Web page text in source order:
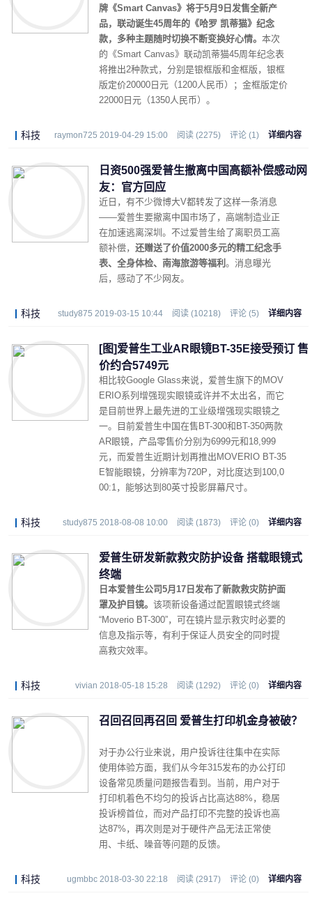
牌《Smart Canvas》将于5月9日发售全新产
品，联动诞生45周年的《哈罗 凯蒂猫》纪念
款，多种主题随时切换不断变换好心情。 本次
的《Smart Canvas》联动凯蒂猫45周年纪念表
将推出2种款式，分别是银框版和金框版，银框
版定价20000日元（1200人民币）；金框版定价
22000日元（1350人民币）。
科技 raymon725 2019-04-29 15:00 阅读 (2275) 评论 (1) 详细内容
日资500强爱普生撤离中国高额补偿感动网
友：官方回应
近日，有不少微博大V都转发了这样一条消息
——爱普生要撤离中国市场了，高端制造业正
在加速逃离深圳。不过爱普生给了离职员工高
额补偿， 还赠送了价值2000多元的精工纪念手
表、全身体检、南海旅游等福利 。消息曝光
后，感动了不少网友。
科技 study875 2019-03-15 10:44 阅读 (10218) 评论 (5) 详细内容
[图]爱普生工业AR眼镜BT-35E接受预订 售
价约合5749元
相比较Google Glass来说，爱普生旗下的MOV
ERIO系列增强现实眼镜或许并不太出名，而它
是目前世界上最先进的工业级增强现实眼镜之
一。目前爱普生中国在售BT-300和BT-350两款
AR眼镜，产品零售价分别为6999元和18,999
元，而爱普生近期计划再推出MOVERIO BT-35
E智能眼镜，分辨率为720P，对比度达到100,0
00:1，能够达到80英寸投影屏幕尺寸。
科技 study875 2018-08-08 10:00 阅读 (1873) 评论 (0) 详细内容
爱普生研发新款救灾防护设备 搭载眼镜式
终端
日本爱普生公司5月17日发布了新款救灾防护面
罩及护目镜。 该项新设备通过配置眼镜式终端
“Moverio BT-300”，可在镜片显示救灾时必要的
信息及指示等，有利于保证人员安全的同时提
高救灾效率。
科技 vivian 2018-05-18 15:28 阅读 (1292) 评论 (0) 详细内容
召回召回再召回 爱普生打印机金身被破？
对于办公行业来说，用户投诉往往集中在实际
使用体验方面，我们从今年315发布的办公打印
设备常见质量问题报告看到。当前，用户对于
打印机着色不均匀的投诉占比高达88%，稳居
投诉榜首位，而对产品打印不完整的投诉也高
达87%，再次则是对于硬件产品无法正常使
用、卡纸、噪音等问题的反馈。
科技 ugmbbc 2018-03-30 22:18 阅读 (2917) 评论 (0) 详细内容